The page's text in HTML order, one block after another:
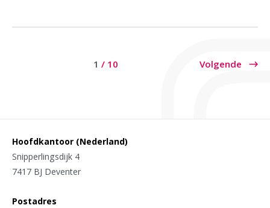
Huidige pagina
1 / 10 Volgende
Hoofdkantoor (Nederland)
Snipperlingsdijk 4
7417 BJ Deventer
Postadres